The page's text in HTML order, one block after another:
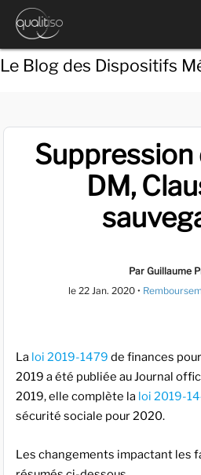
Le Blog des Dispositifs
Suppression
DM,
Par Guillaume
le 22 Jan. 2020 •
La loi 2019-1479 de finances
2019 a été publiée au Journal
2019, elle complète la loi 2019-
sécurité sociale pour 2020.
Les changements impactant les